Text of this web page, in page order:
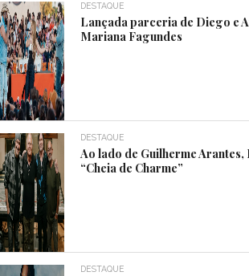
DESTAQUE
Lançada parceria de Diego e
Mariana Fagundes
DESTAQUE
Ao lado de Guilherme Arantes,
“Cheia de Charme”
DESTAQUE